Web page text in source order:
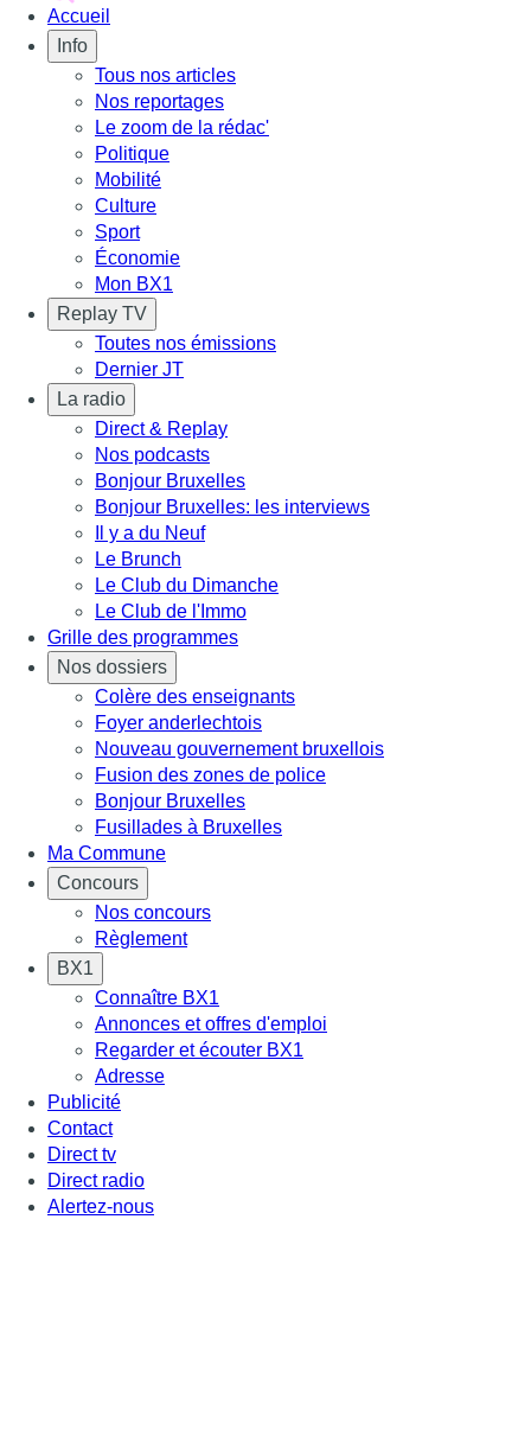
Accueil
Info
Tous nos articles
Nos reportages
Le zoom de la rédac'
Politique
Mobilité
Culture
Sport
Économie
Mon BX1
Replay TV
Toutes nos émissions
Dernier JT
La radio
Direct & Replay
Nos podcasts
Bonjour Bruxelles
Bonjour Bruxelles: les interviews
Il y a du Neuf
Le Brunch
Le Club du Dimanche
Le Club de l'Immo
Grille des programmes
Nos dossiers
Colère des enseignants
Foyer anderlechtois
Nouveau gouvernement bruxellois
Fusion des zones de police
Bonjour Bruxelles
Fusillades à Bruxelles
Ma Commune
Concours
Nos concours
Règlement
BX1
Connaître BX1
Annonces et offres d'emploi
Regarder et écouter BX1
Adresse
Publicité
Contact
Direct tv
Direct radio
Alertez-nous